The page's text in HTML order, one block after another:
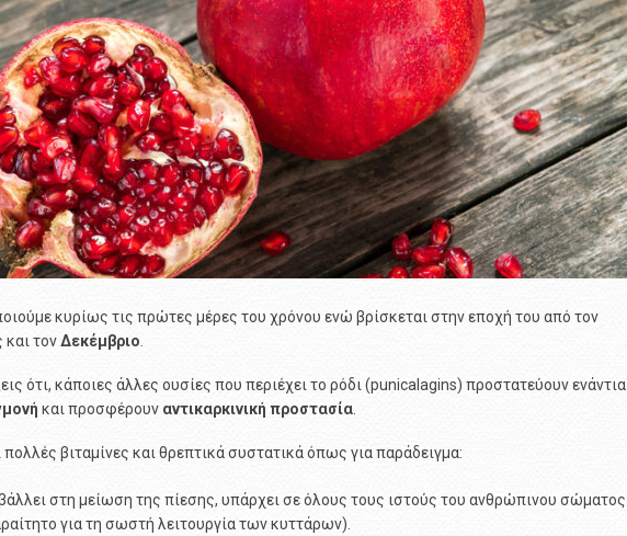
κυρίως τις πρώτες μέρες του χρόνου ενώ βρίσκεται στην εποχή του από τον
τονΔεκέμβριο
ότι, κάποιες άλλες ουσίες που περιέχει το ρόδι (punicalagins) προστατεύουν ενάντια
και προσφέρουν αντικαρκινική προστασία
πολλές βιταμίνες και θρεπτικά συστατικά όπως για παράδειγμα:
στη μείωση της πίεσης, υπάρχει σε όλους τους ιστούς του ανθρώπινου σώματος
για τη σωστή λειτουργία των κυττάρων).